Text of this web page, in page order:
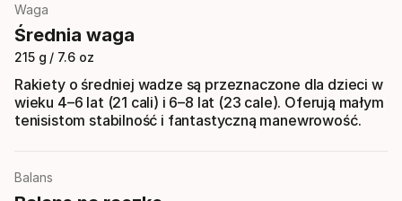
Waga
Średnia waga
215 g / 7.6 oz
Rakiety o średniej wadze są przeznaczone dla dzieci w
wieku 4–6 lat (21 cali) i 6–8 lat (23 cale). Oferują małym
tenisistom stabilność i fantastyczną manewrowość.
Balans